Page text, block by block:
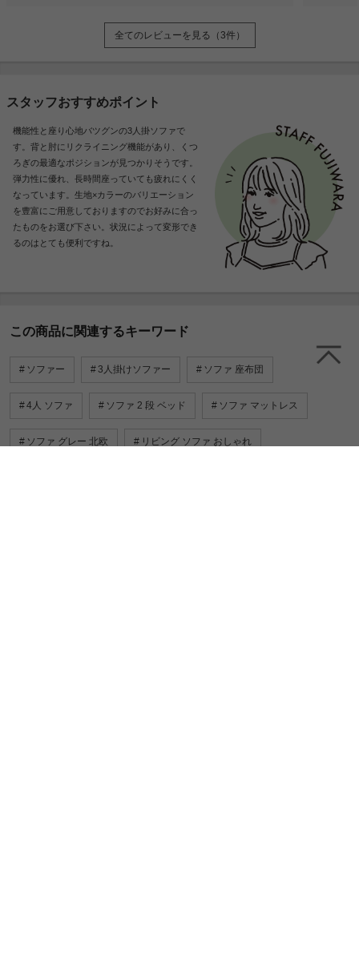
全てのレビューを見る（3件）
スタッフおすすめポイント
機能性と座り心地バツグンの3人掛ソファで
す。背と肘にリクライニング機能があり、くつ
ろぎの最適なポジションが見つかりそうです。
弾力性に優れ、長時間座っていても疲れにくく
なっています。生地×カラーのバリエーション
を豊富にご用意しておりますのでお好みに合っ
たものをお選び下さい。状況によって変形でき
るのはとても便利ですね。
この商品に関連するキーワード
ソファー 3人掛けソファー ソファ 座布団
4人 ソファ ソファ 2 段 ベッド ソファ マットレス
ソファ グレー 北欧 リビング ソファ おしゃれ